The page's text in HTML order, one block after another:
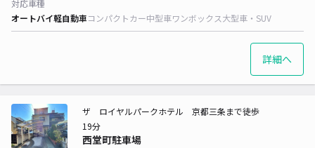
対応車種
オートバイ軽自動車コンパクトカー中型車ワンボックス大型車・SUV
詳細へ
西堂町駐車場
ザ ロイヤルパークホテル 京都三条まで徒歩
19分